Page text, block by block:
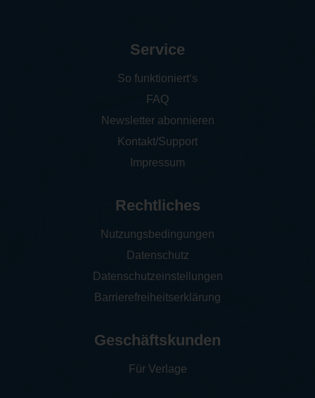
Service
So funktioniert‘s
FAQ
Newsletter abonnieren
Kontakt/Support
Impressum
Rechtliches
Nutzungsbedingungen
Datenschutz
Datenschutzeinstellungen
Barrierefreiheitserklärung
Geschäftskunden
Für Verlage